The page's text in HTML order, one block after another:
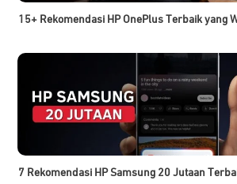
15+ Rekomendasi HP OnePlus Terbaik yang
7 Rekomendasi HP Samsung 20 Jutaan